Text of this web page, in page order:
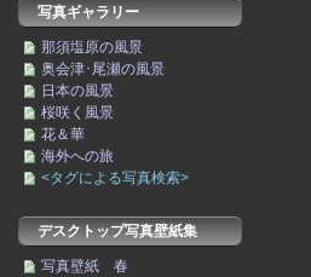
写真ギャラリー
那須塩原の風景
奥会津･尾瀬の風景
日本の風景
桜咲く風景
花＆華
海外への旅
<タグによる写真検索>
デスクトップ写真壁紙集
写真壁紙 春